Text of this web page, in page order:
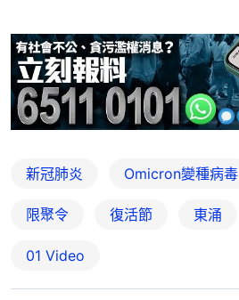
新冠肺炎 Omicron變種病毒
限聚令 復活節 東涌
01 Video